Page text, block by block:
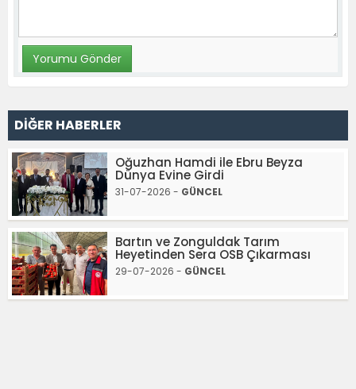
DİĞER HABERLER
Oğuzhan Hamdi ile Ebru Beyza
Dünya Evine Girdi
31-07-2026 - GÜNCEL
Bartın ve Zonguldak Tarım
Heyetinden Sera OSB Çıkarması
29-07-2026 - GÜNCEL